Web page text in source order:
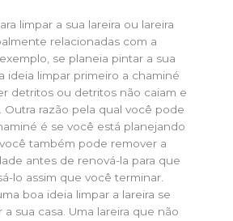
limpar a sua lareira ou lareira
relacionadas com a
se planeia pintar a sua
ideia limpar primeiro a chaminé
detritos ou detritos não caiam e
Outra razão pela qual você pode
é se você está planejando
também pode remover a
antes de renová-la para que
lo assim que você terminar.
boa ideia limpar a lareira se
sua casa. Uma lareira que não